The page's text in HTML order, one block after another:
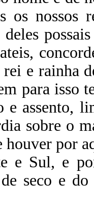
os nossos
deles
e rainha
para isso
e assento,
sobre o
houver por
e Sul, e
seco e